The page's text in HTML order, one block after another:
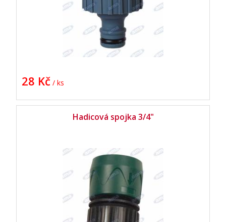
28 Kč / ks
Hadicová spojka 3/4"